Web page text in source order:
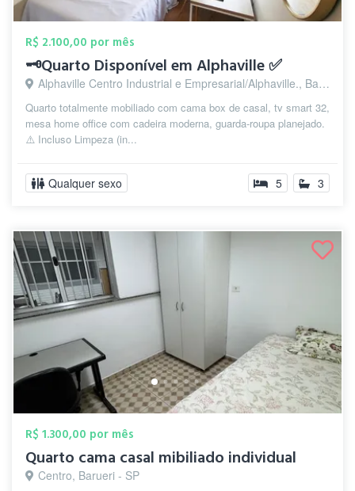
R$ 2.100,00 por mês
🗝️Quarto Disponível em Alphaville ✅
Alphaville Centro Industrial e Empresarial/Alphaville., Barueri - SP
Quarto totalmente mobiliado com cama box de casal, tv smart 32,
mesa home office com cadeira moderna, guarda-roupa planejado.
⚠️ Incluso Limpeza (in...
Qualquer sexo 5 3
R$ 1.300,00 por mês
Quarto cama casal mibiliado individual
Centro, Barueri - SP